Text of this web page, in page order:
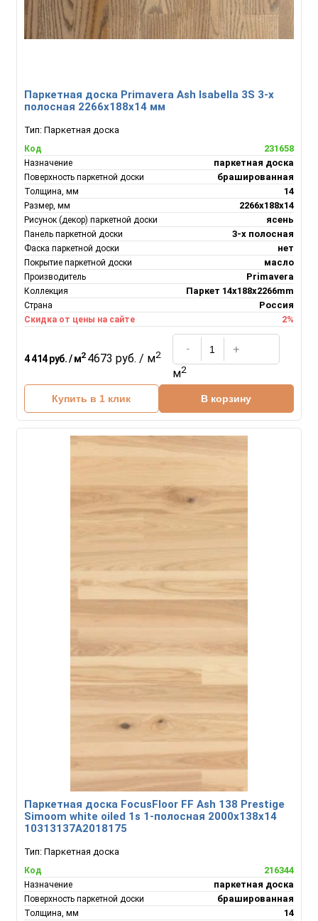
Паркетная доска Primavera Ash Isabella 3S 3-х
полосная 2266х188х14 мм
Тип: Паркетная доска
Код 231658
Назначение паркетная доска
Поверхность паркетной доски брашированная
Толщина, мм 14
Размер, мм 2266х188х14
Рисунок (декор) паркетной доски ясень
Панель паркетной доски 3-х полосная
Фаска паркетной доски нет
Покрытие паркетной доски масло
Производитель Primavera
Коллекция Паркет 14x188x2266mm
Страна Россия
Скидка от цены на сайте 2%
4 414 руб. / м2 4673 руб. / м2
м2
Купить в 1 клик В корзину
Паркетная доска FocusFloor FF Ash 138 Prestige
Simoom white oiled 1s 1-полосная 2000х138х14
10313137A2018175
Тип: Паркетная доска
Код 216344
Назначение паркетная доска
Поверхность паркетной доски брашированная
Толщина, мм 14